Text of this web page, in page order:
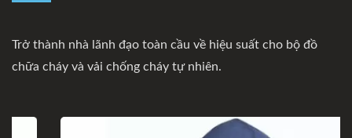
Trở thành nhà lãnh đạo toàn cầu về hiệu suất cho bộ đồ
chữa cháy và vải chống cháy tự nhiên.